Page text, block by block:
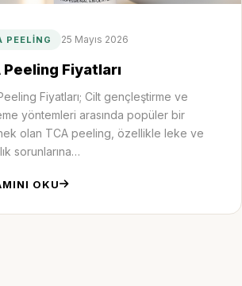
PEELING 25 Mayıs 2026
Peeling Fiyatları
Fiyatları; Cilt gençleştirme ve
yöntemleri arasında popüler bir
olan TCA peeling, özellikle leke ve
sorunlarına…
OKU